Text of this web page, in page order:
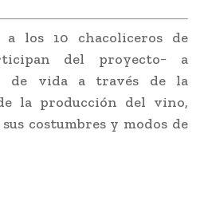
a los 10 chacoliceros de
del proyecto− a
de vida a través de la
la producción del vino,
costumbres y modos de